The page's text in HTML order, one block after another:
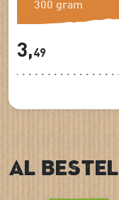
300 gram
3,49
Al